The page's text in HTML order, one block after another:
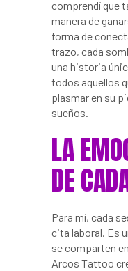
comprendí que
manera de
forma de
trazo, cada
una historia
todos aquellos
plasmar en su
sueños.
LA
DE
Para mí, cada
cita laboral. Es
se comparten
Arcos Tattoo